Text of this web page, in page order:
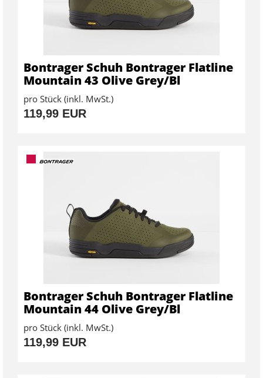
Bontrager Schuh Bontrager Flatline
Mountain 43 Olive Grey/Bl
pro Stück (inkl. MwSt.)
119,99 EUR
Bontrager Schuh Bontrager Flatline
Mountain 44 Olive Grey/Bl
pro Stück (inkl. MwSt.)
119,99 EUR